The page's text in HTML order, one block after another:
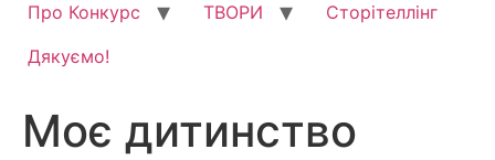
Про Конкурс ТВОРИ
Сторітеллінг
Дякуємо!
Моє дитинство